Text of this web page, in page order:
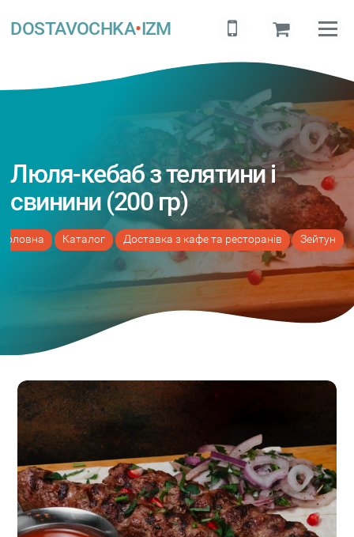
DOSTAVOCHKA•IZM
Люля-кебаб з телятини і
свинини (200 гр)
Головна Каталог Доставка з кафе та ресторанів Зейтун